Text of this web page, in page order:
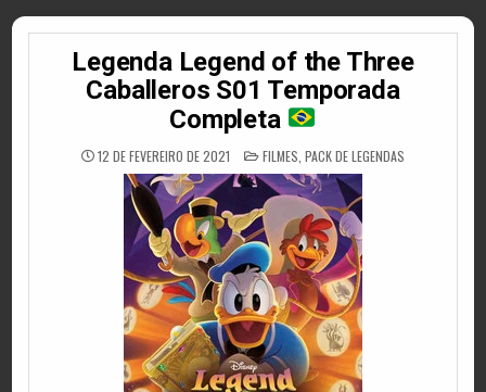
Legenda Legend of the Three
Caballeros S01 Temporada
Completa
12 DE FEVEREIRO DE 2021 POSTED
IN
FILMES PACK DE LEGENDAS